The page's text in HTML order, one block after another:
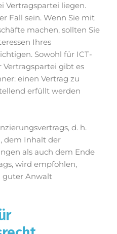
Vertragspartei liegen.
Fall sein. Wenn Sie mit
machen, sollten Sie
Ihres
Sowohl für ICT-
gibt es
einen Vertrag zu
erfüllt werden
d. h.
dem Inhalt der
als auch dem Ende
wird empfohlen,
guter Anwalt